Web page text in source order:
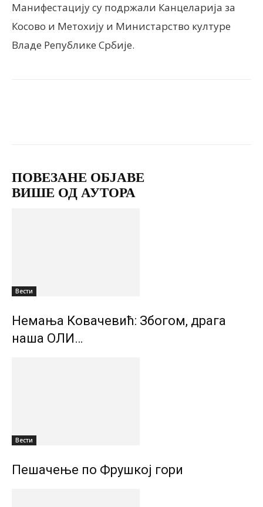
Манифестацију су подржали Канцеларија за
Косово и Метохију и Министарство културе
Владе Републике Србије.
ПОВЕЗАНЕ ОБЈАВЕ
ВИШЕ ОД АУТОРА
Вести
Немања Ковачевић: Збогом, драга
наша ОЛИ…
Вести
Пешачење по Фрушкој гори